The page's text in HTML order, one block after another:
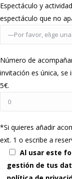
Espectáculo y
espectáculo que no
Número de
invitación es única,
5€.
*Si quieres añadir
ext. 1 o escribe a
Al usar este
gestión de tus